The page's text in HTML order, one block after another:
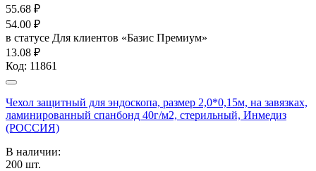
55.68 ₽
54.00 ₽
в статусе Для клиентов «Базис Премиум»
13.08 ₽
Код: 11861
Чехол защитный для эндоскопа, размер 2,0*0,15м, на завязках,
ламинированный спанбонд 40г/м2, стерильный, Инмедиз
(РОССИЯ)
В наличии:
200 шт.